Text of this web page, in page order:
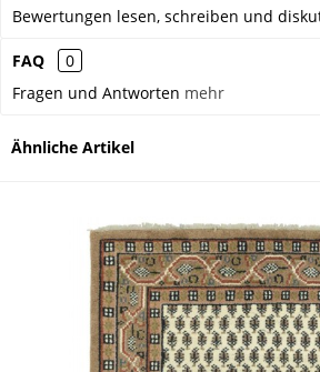
Bewertungen lesen, schreiben und
FAQ
0
Fragen und Antworten mehr
Ähnliche Artikel